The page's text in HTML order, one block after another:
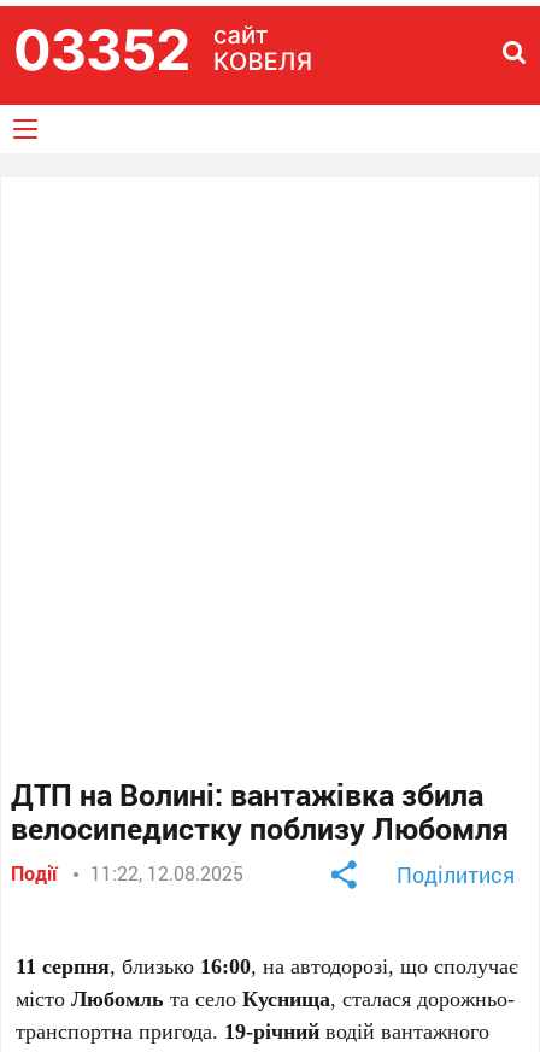
ДТП на Волині: вантажівка збила
велосипедистку поблизу Любомля
Події 11:22, 12.08.2025 Поділитися
11 серпня, близько 16:00, на автодорозі, що сполучає
містоЛюбомль та селоКуснища, сталася дорожньо-
транспортна пригода. 19-річний водій вантажного